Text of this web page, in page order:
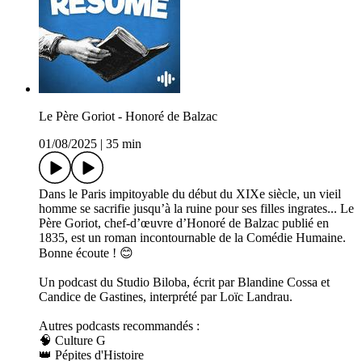
Le Père Goriot - Honoré de Balzac
01/08/2025
35 min
Dans le Paris impitoyable du début du XIXe siècle, un vieil
homme se sacrifie jusqu’à la ruine pour ses filles ingrates... Le
Père Goriot, chef-d’œuvre d’Honoré de Balzac publié en
1835, est un roman incontournable de la Comédie Humaine.
Bonne écoute ! 😊
Un podcast du Studio Biloba, écrit par Blandine Cossa et
Candice de Gastines, interprété par Loïc Landrau.
Autres podcasts recommandés :
🧠 Culture G
👑 Pépites d'Histoire